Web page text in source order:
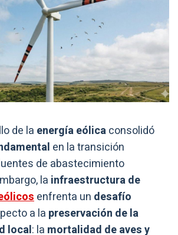
de la energía eólicaconsolidó
en la transición
de abastecimiento
la infraestructura de
enfrenta un desafío
a la preservación de la
local: la mortalidad de aves y